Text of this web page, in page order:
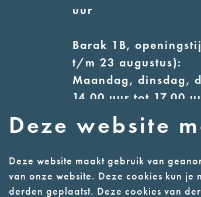
Deze website
Deze website maakt gebruik van
van onze website. Deze cookies kun je
derden geplaatst. Deze cookies van
uur
Barak 1B,
t/m 23 augustus):
Maandag, dinsdag,
14.00 uur tot 17.00
Woensdag 12.00 uur
Zaterdag & zondag
Contact